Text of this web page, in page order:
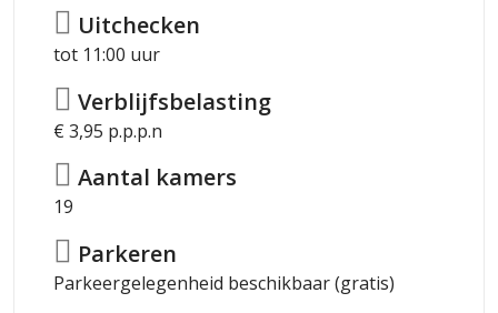
Uitchecken
tot 11:00 uur
Verblijfsbelasting
€ 3,95 p.p.p.n
Aantal kamers
19
Parkeren
Parkeergelegenheid beschikbaar (gratis)